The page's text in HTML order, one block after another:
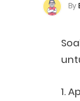
By
1.